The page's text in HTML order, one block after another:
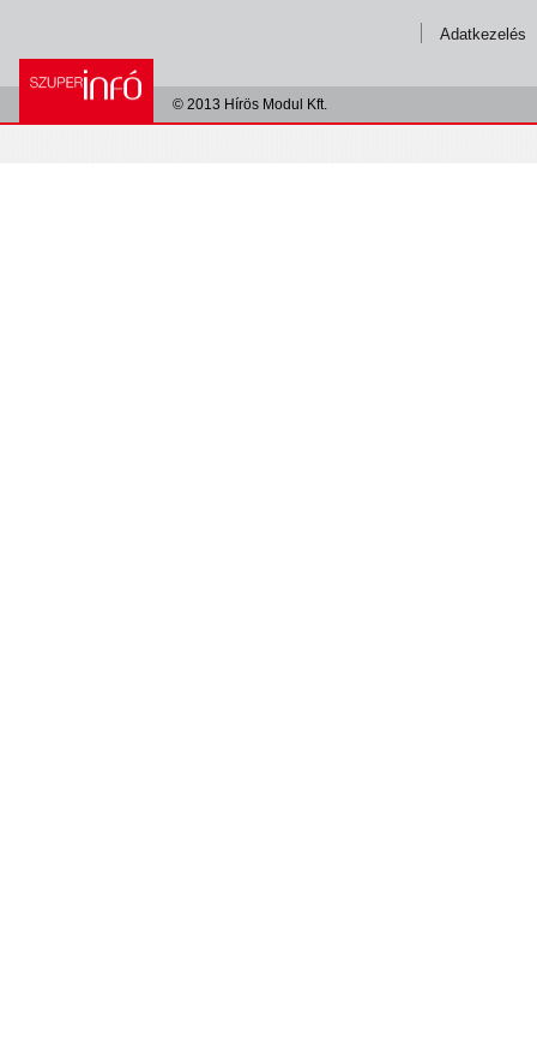
Adatkezelés
© 2013 Hírös Modul Kft.